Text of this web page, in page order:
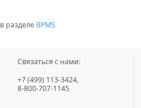
в разделе BPMS
Связаться с нами:
+7 (499) 113-3424,
8-800-707-1145